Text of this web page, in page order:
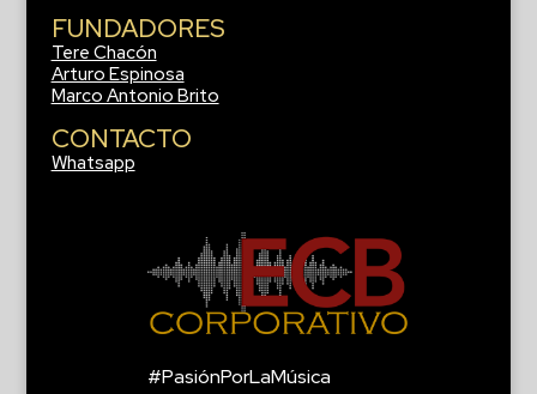
FUNDADORES
Tere Chacón
Arturo Espinosa
Marco Antonio Brito
CONTACTO
Whatsapp
#PasiónPorLaMúsica